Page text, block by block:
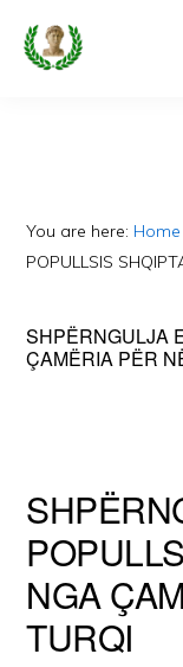
Skip
Faqe
e
Popullit
You are here: Home
POPULLSIS
SHPËRNGULJA
ÇAMËRIA PËR
NGA
TURQI